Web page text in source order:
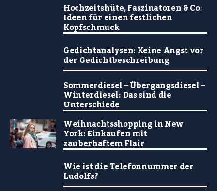
Hochzeitshüte, Faszinatoren & Co:
Ideen für einen festlichen
Kopfschmuck
Gedichtanalysen: Keine Angst vor
der Gedichtbeschreibung
Sommerdiesel – Übergangsdiesel –
Winterdiesel: Das sind die
Unterschiede
Weihnachtsshopping in New
York: Einkaufen mit
zauberhaftem Flair
Wie ist die Telefonnummer der
Ludolfs?